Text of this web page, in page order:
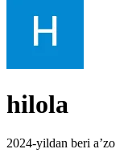
hilola
2024-yildan beri a’zo